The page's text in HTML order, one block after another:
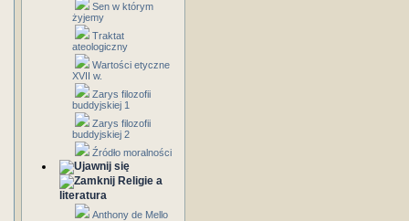
Sen w którym
żyjemy
Traktat
ateologiczny
Wartości etyczne
XVII w.
Zarys filozofii
buddyjskiej 1
Zarys filozofii
buddyjskiej 2
Źródło moralności
Religie a
literatura
Anthony de Mello